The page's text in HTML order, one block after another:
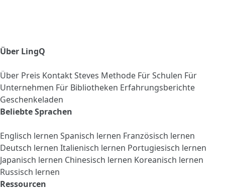
Über LingQ
Über Preis KontaktSteves Methode Für Schulen Für
Unternehmen Für Bibliotheken Erfahrungsberichte
Geschenkeladen
Beliebte Sprachen
Englisch lernen Spanisch lernen Französisch lernen
Deutsch lernen Italienisch lernen Portugiesisch lernen
Japanisch lernen Chinesisch lernen Koreanisch lernen
Russisch lernen
Ressourcen